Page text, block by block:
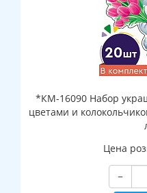
*КМ-16090 Набор
цветами и
Цена
−